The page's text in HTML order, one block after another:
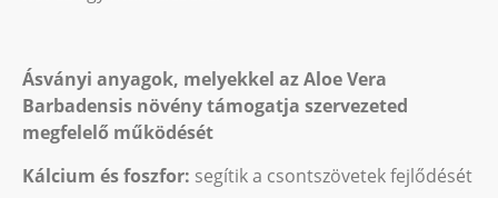
Ásványi anyagok, melyekkel az Aloe Vera
Barbadensis növény támogatja szervezeted
megfelelő működését
Kálcium és foszfor: segítik a csontszövetek fejlődését